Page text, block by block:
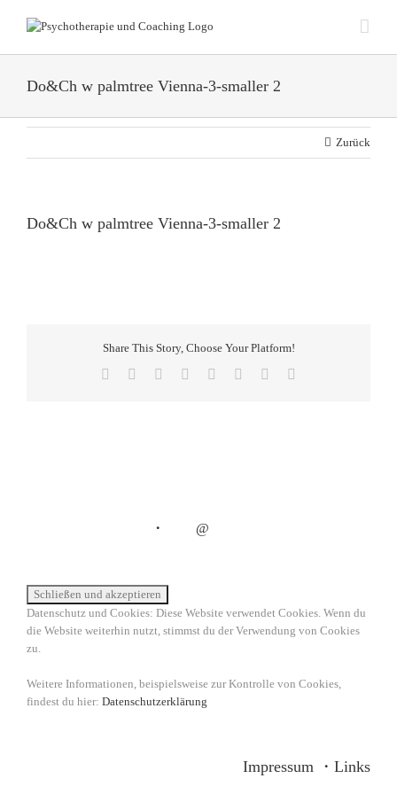
Do&Ch w palmtree Vienna-3-smaller 2
Zurück
Do&Ch w palmtree Vienna-3-smaller 2
Share This Story, Choose Your Platform!
Facebook Reddit LinkedIn
TumblrPinterest
・ @
Datenschutz und Cookies: Diese Website verwendet Cookies. Wenn du
die Website weiterhin nutzt, stimmst du der Verwendung von Cookies
zu.
Weitere Informationen, beispielsweise zur Kontrolle von Cookies,
findest du hier: Datenschutzerklärung
Impressum ・ Links